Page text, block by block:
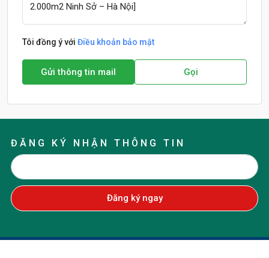
Tôi đồng ý với Điều khoản bảo mật
Gửi thông tin mail Gọi
ĐĂNG KÝ NHẬN THÔNG TIN
Đăng ký ngay